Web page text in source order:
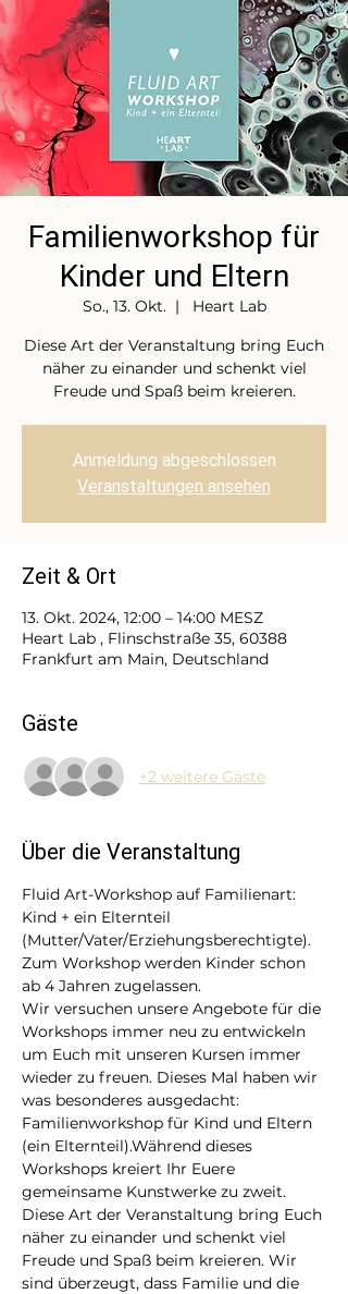
Familienworkshop für
Kinder und Eltern
So., 13. Okt.
  |
Heart Lab
Diese Art der Veranstaltung bring Euch
näher zu einander und schenkt viel
Freude und Spaß beim kreieren.
Anmeldung abgeschlossen
Veranstaltungen ansehen
Zeit & Ort
13. Okt. 2024, 12:00 – 14:00 MESZ
Heart Lab , Flinschstraße 35, 60388
Frankfurt am Main, Deutschland
Gäste
+2 weitere Gäste
Über die Veranstaltung
Fluid Art-Workshop auf Familienart:
Kind + ein Elternteil
(Mutter/Vater/Erziehungsberechtigte).
Zum Workshop werden Kinder schon
ab 4 Jahren zugelassen.
Wir versuchen unsere Angebote für die
Workshops immer neu zu entwickeln
um Euch mit unseren Kursen immer
wieder zu freuen. Dieses Mal haben wir
was besonderes ausgedacht:
Familienworkshop für Kind und Eltern
(ein Elternteil).Während dieses
Workshops kreiert Ihr Euere
gemeinsame Kunstwerke zu zweit.
Diese Art der Veranstaltung bring Euch
näher zu einander und schenkt viel
Freude und Spaß beim kreieren. Wir
sind überzeugt, dass Familie und die